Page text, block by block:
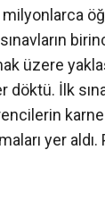
üzere
İlk
yer